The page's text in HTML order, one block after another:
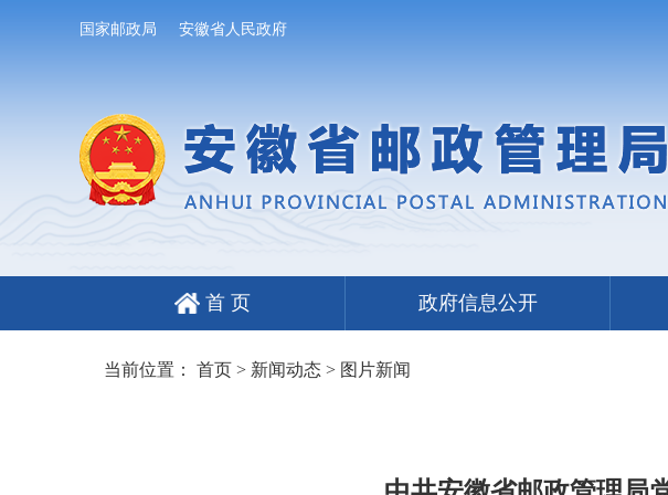
国家邮政局 安徽省人民政府
首 页 政府信息公开
当前位置： 首页> 新闻动态> 图片新闻